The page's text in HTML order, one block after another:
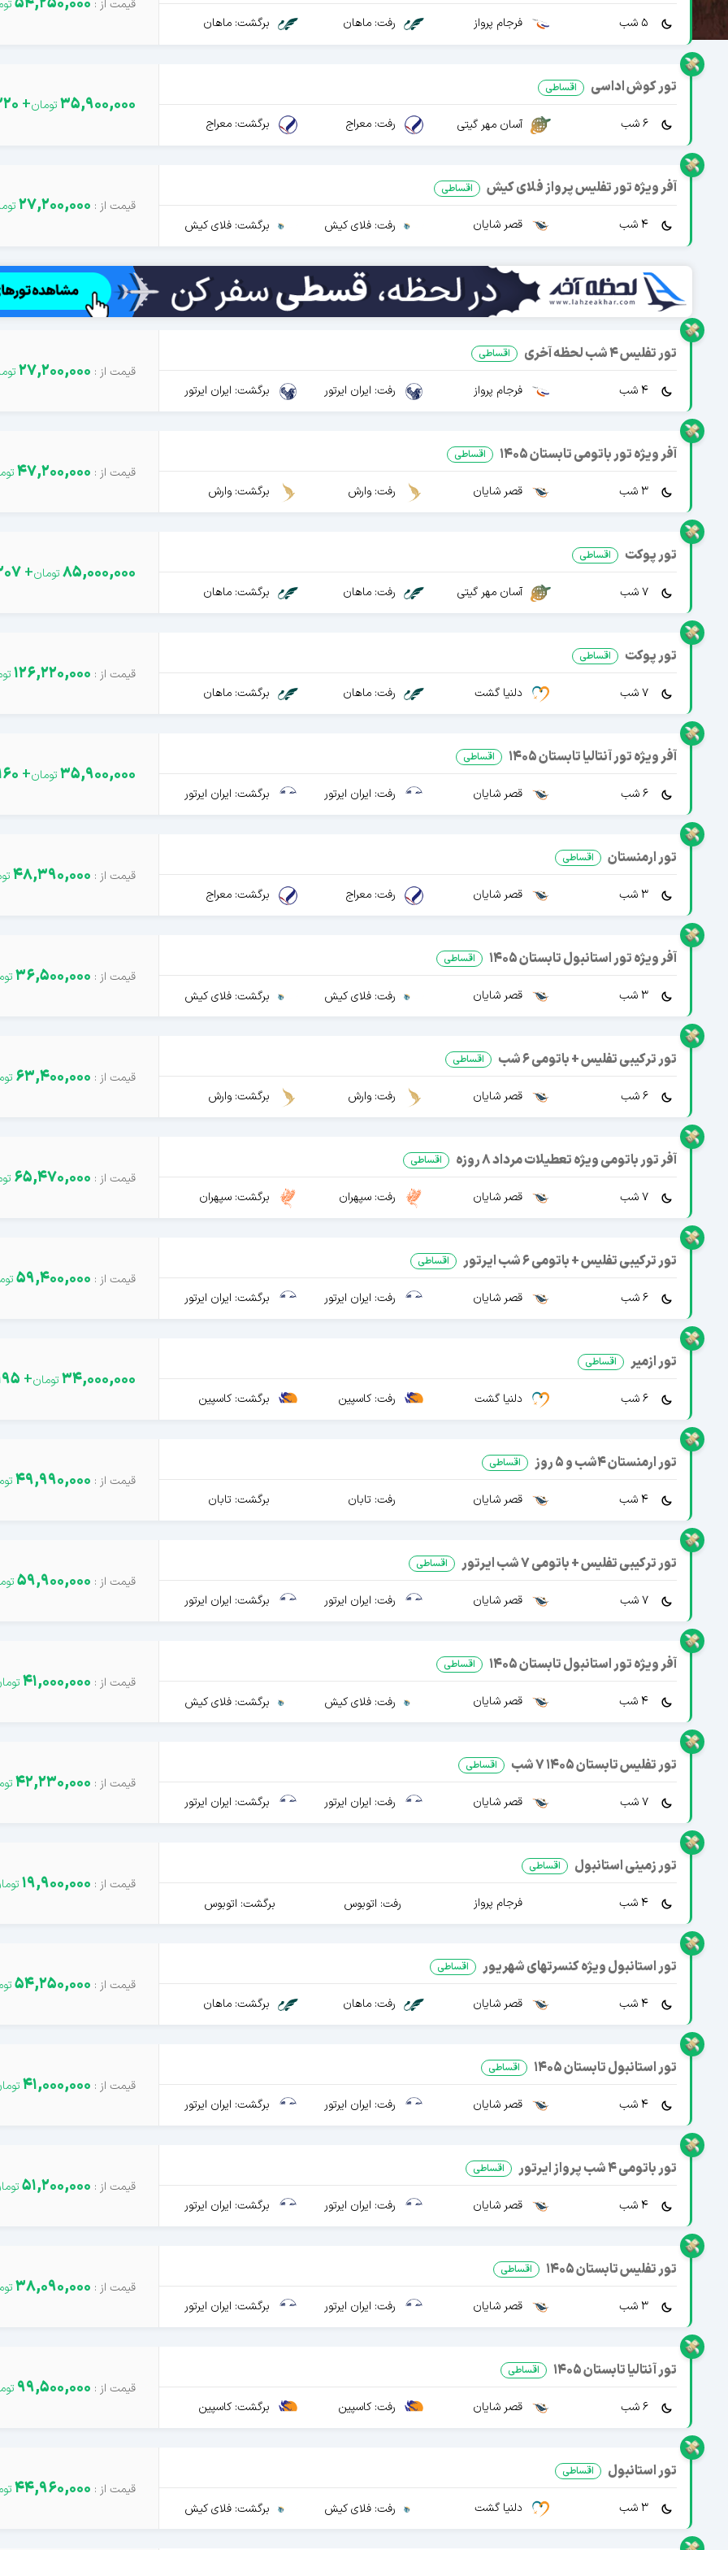
فرجام پرواز رفت: ماهان برگشت: ماهان
تور کوش اداسی اقساطی
آسان مهر گیتی رفت: معراج برگشت: معراج
35,900,000
+
آفر ویژه تور تفلیس پرواز فلای کیش اقساطی
قصر شایان رفت: فلای کیش برگشت: فلای کیش
27,200,000
تور تفلیس 4 شب لحظه آخری اقساطی
فرجام پرواز رفت: ایران ایرتور برگشت: ایران ایرتور
27,200,000
آفر ویژه تور باتومی تابستان 1405 اقساطی
قصر شایان رفت: وارش برگشت: وارش
47,200,000
تور پوکت اقساطی
آسان مهر گیتی رفت: ماهان برگشت: ماهان
85,000,000
+
تور پوکت اقساطی
دلنیا گشت رفت: ماهان برگشت: ماهان
126,220,000
آفر ویژه تور آنتالیا تابستان 1405 اقساطی
قصر شایان رفت: ایران ایرتور برگشت: ایران ایرتور
35,900,000
+
تور ارمنستان اقساطی
قصر شایان رفت: معراج برگشت: معراج
48,390,000
آفر ویژه تور استانبول تابستان 1405 اقساطی
قصر شایان رفت: فلای کیش برگشت: فلای کیش
36,500,000
تور ترکیبی تفلیس + باتومی 6 شب اقساطی
قصر شایان رفت: وارش برگشت: وارش
63,400,000
آفر تور باتومی ویژه تعطیلات مرداد 8 روزه اقساطی
قصر شایان رفت: سپهران برگشت: سپهران
65,470,000
تور ترکیبی تفلیس + باتومی 6 شب ایرتور اقساطی
قصر شایان رفت: ایران ایرتور برگشت: ایران ایرتور
59,400,000
تور ازمیر اقساطی
دلنیا گشت رفت: کاسپین برگشت: کاسپین
34,000,000
+
تور ارمنستان 4شب و 5 روز اقساطی
قصر شایان رفت: تابان برگشت: تابان
49,990,000
تور ترکیبی تفلیس + باتومی 7 شب ایرتور اقساطی
قصر شایان رفت: ایران ایرتور برگشت: ایران ایرتور
59,900,000
آفر ویژه تور استانبول تابستان 1405 اقساطی
قصر شایان رفت: فلای کیش برگشت: فلای کیش
41,000,000
تور تفلیس تابستان 1405 7 شب اقساطی
قصر شایان رفت: ایران ایرتور برگشت: ایران ایرتور
42,230,000
تور زمینی استانبول اقساطی
فرجام پرواز رفت: اتوبوس برگشت: اتوبوس
19,900,000
تور استانبول ویژه کنسرتهای شهریور اقساطی
قصر شایان رفت: ماهان برگشت: ماهان
54,250,000
تور استانبول تابستان 1405 اقساطی
قصر شایان رفت: ایران ایرتور برگشت: ایران ایرتور
41,000,000
تور باتومی 4 شب پرواز ایرتور اقساطی
قصر شایان رفت: ایران ایرتور برگشت: ایران ایرتور
51,200,000
تور تفلیس تابستان 1405 اقساطی
قصر شایان رفت: ایران ایرتور برگشت: ایران ایرتور
38,090,000
تور آنتالیا تابستان 1405 اقساطی
قصر شایان رفت: کاسپین برگشت: کاسپین
99,500,000
تور استانبول اقساطی
دلنیا گشت رفت: فلای کیش برگشت: فلای کیش
44,960,000